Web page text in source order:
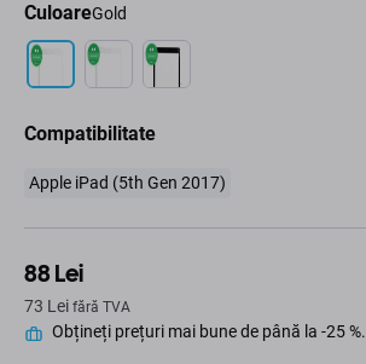
CuloareGold
Compatibilitate
Apple iPad (5th Gen 2017)
88 Lei
73 Lei fără TVA
Obțineți prețuri mai bune de până la -25 %.